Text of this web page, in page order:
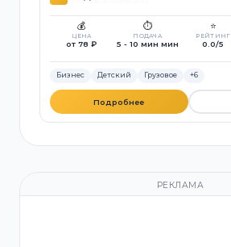
💰
ЦЕНА
от 78 ₽
⏱️
ПОДАЧА
5 - 10 мин мин
⭐
РЕЙТИНГ
0.0/5
Бизнес Детский Грузовое +6
Подробнее
РЕКЛАМА